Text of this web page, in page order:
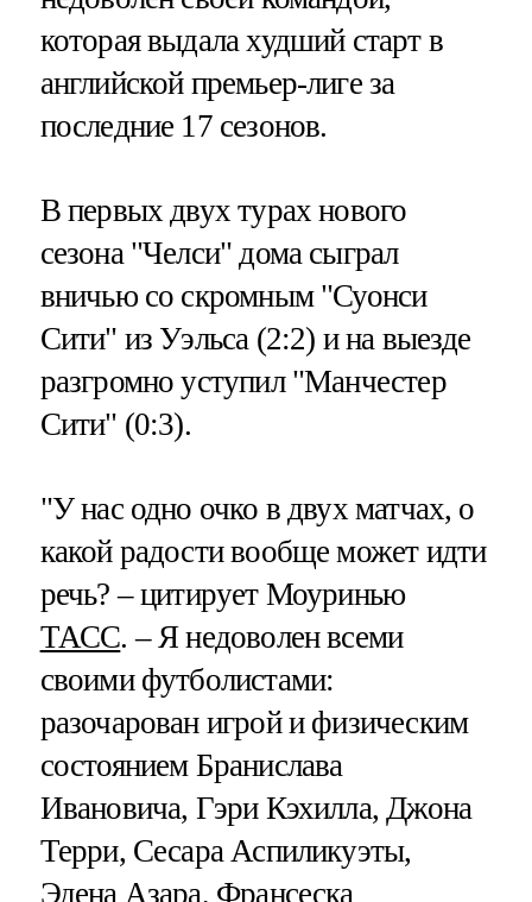
которая выдала худший старт в
английской премьер-лиге за
последние 17 сезонов.
В первых двух турах нового
сезона "Челси" дома сыграл
вничью со скромным "Суонси
Сити" из Уэльса (2:2) и на выезде
разгромно уступил "Манчестер
Сити" (0:3).
"У нас одно очко в двух матчах, о
какой радости вообще может идти
речь? – цитирует Моуринью
ТАСС. – Я недоволен всеми
своими футболистами:
разочарован игрой и физическим
состоянием Бранислава
Ивановича, Гэри Кэхилла, Джона
Терри, Сесара Аспиликуэты,
Эдена Азара, Франсеска